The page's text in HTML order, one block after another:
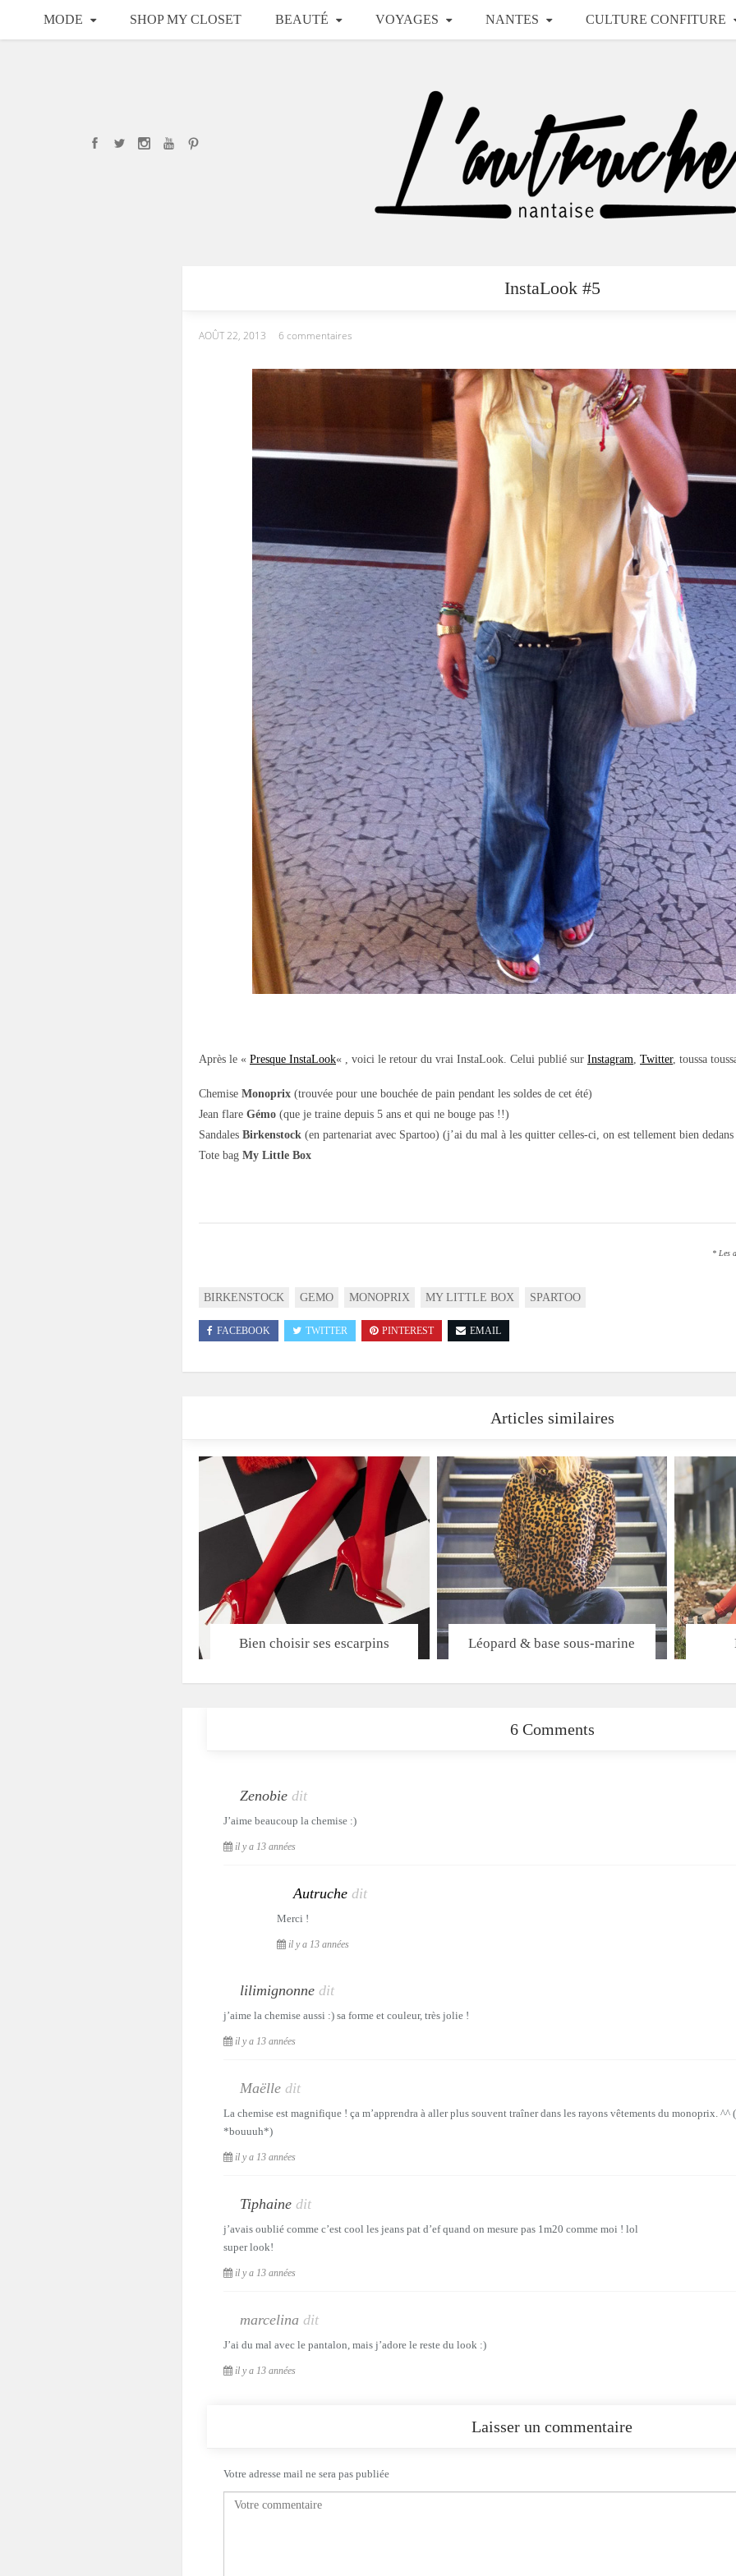
MODE SHOP MY CLOSET BEAUTÉ VOYAGES NANTES CULTURE CONFITURE
InstaLook #5
AOÛT 22, 2013 6 commentaires
Après le « Presque InstaLook« , voici le retour du vrai InstaLook. Celui publié sur Instagram, Twitter, toussa
Chemise Monoprix (trouvée pour une bouchée de pain pendant les soldes de cet été)
Jean flare Gémo (que je traine depuis 5 ans et qui ne bouge pas !!)
Sandales Birkenstock (en partenariat avec Spartoo) (j’ai du mal à les quitter celles-ci, on est tellement bien
Tote bag My Little Box
* Les
BIRKENSTOCK GEMO MONOPRIX MY LITTLE BOX SPARTOO
FACEBOOK TWITTER PINTEREST EMAIL
Articles similaires
Bien choisir ses escarpins Léopard & base sous-marine
6 Comments
Zenobie dit
J’aime beaucoup la chemise :)
il y a 13 années
Autruche dit
Merci !
il y a 13 années
lilimignonne dit
j’aime la chemise aussi :) sa forme et couleur, très jolie !
il y a 13 années
Maëlle dit
La chemise est magnifique ! ça m’apprendra à aller plus souvent traîner dans les rayons vêtements du monoprix.
*bouuuh*)
il y a 13 années
Tiphaine dit
j’avais oublié comme c’est cool les jeans pat d’ef quand on mesure pas 1m20 comme moi ! lol
super look!
il y a 13 années
marcelina dit
J’ai du mal avec le pantalon, mais j’adore le reste du look :)
il y a 13 années
Laisser un commentaire
Votre adresse mail ne sera pas publiée